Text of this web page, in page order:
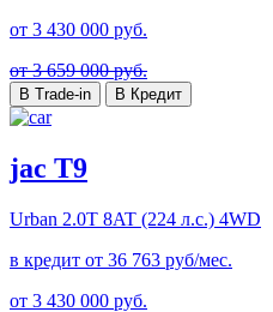
от 3 430 000 руб.
от 3 659 000 руб.
В Trade-in В Кредит
jac T9
Urban 2.0T 8AT (224 л.с.) 4WD
в кредит от 36 763 руб/мес.
от 3 430 000 руб.